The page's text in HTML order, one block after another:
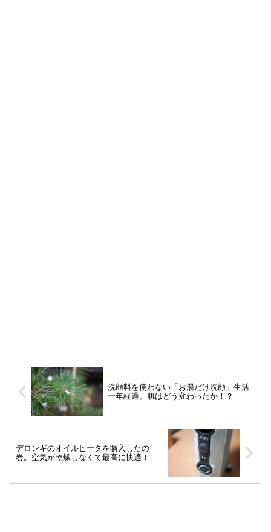
洗顔料を使わない「お湯だけ洗顔」生活
一年経過。肌はどう変わったか！？
デロンギのオイルヒータを購入したの
巻。空気が乾燥しなくて最高に快適！